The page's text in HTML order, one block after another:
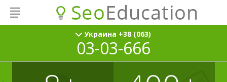
Украина +38 (063)
03-03-666